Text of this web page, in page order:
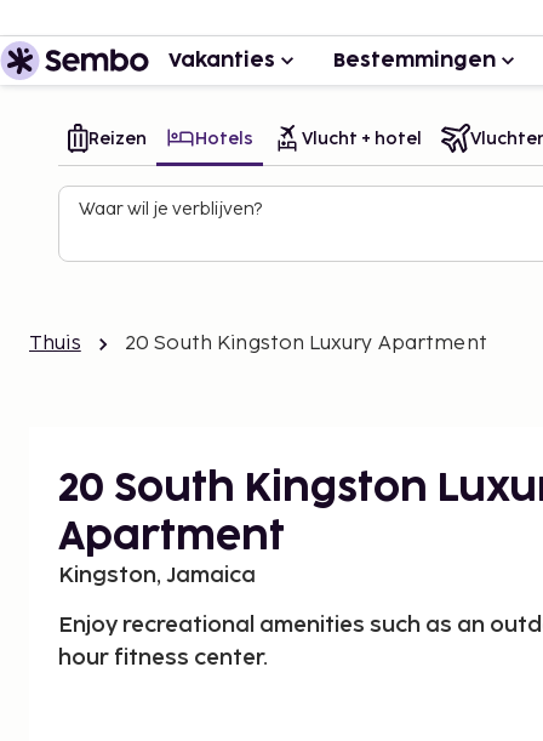
Vakanties Bestemmingen
Reizen Hotels Vlucht + hotel
Waar wil je verblijven?
Thuis 20 South Kingston Luxury Apartment
20 South Kingston
Apartment
Kingston, Jamaica
Enjoy recreational amenities such as an
hour fitness center.